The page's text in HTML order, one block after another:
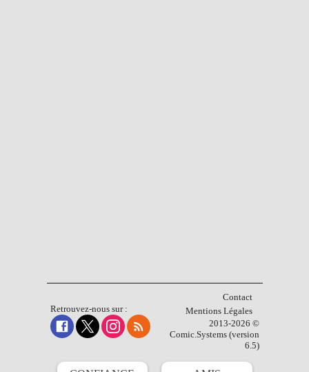
Retrouvez-nous sur :
Contact
Mentions Légales
2013-2026 ©
Comic.Systems (version
6.5)